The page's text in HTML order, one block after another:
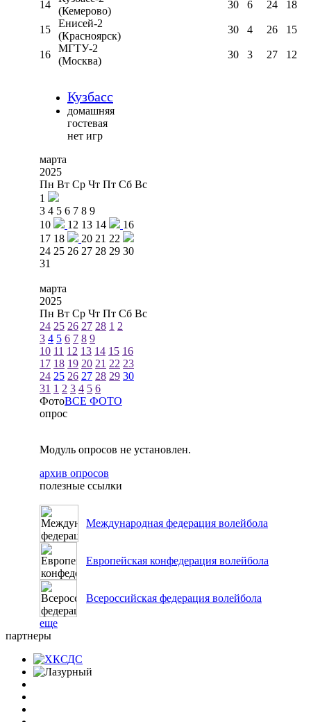
14
(Кемерово)
30 6 24 18
15
Енисей-2
(Красноярск)
30 4 26 15
16
МГТУ-2
(Москва)
30 3 27 12
Кузбасс
домашняя
гостевая
нет игр
марта
2025
Пн Вт Ср Чт Пт Сб Вс
1
3 4 5 6 7 8 9
10
12 13 14
16
17 18 20 21 22
24 25 26 27 28 29 30
31
марта
2025
Пн Вт Ср Чт Пт Сб Вс
24 25 26 27 28 1 2
3 4 5 6 7 8 9
10 11 12 13 14 15 16
17 18 19 20 21 22 23
24 25 26 27 28 29 30
31 1 2 3 4 5 6
ФотоВСЕ ФОТО
опрос
Модуль опросов не установлен.
архив опросов
полезные ссылки
Международная федерация волейбола
Европейская конфедерация волейбола
Всероссийская федерация волейбола
еще
партнеры